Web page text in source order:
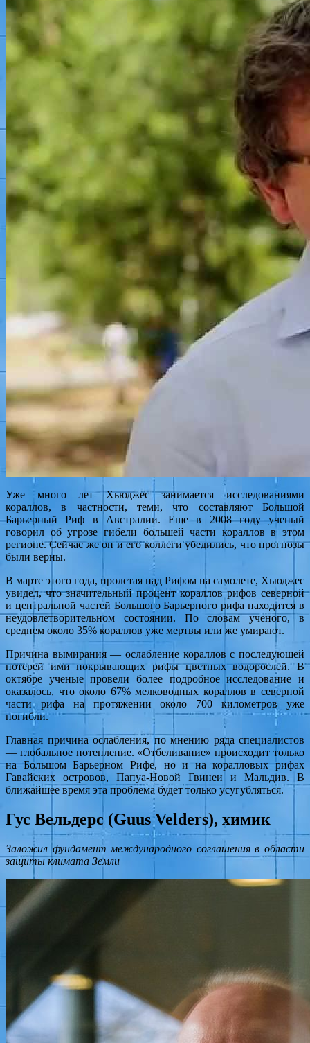
Уже много лет Хьюджес занимается исследованиями
кораллов, в частности, теми, что составляют Большой
Барьерный Риф в Австралии. Еще в 2008 году ученый
говорил об угрозе гибели большей части кораллов в этом
регионе. Сейчас же он и его коллеги убедились, что прогнозы
были верны.
В марте этого года, пролетая над Рифом на самолете, Хьюджес
увидел, что значительный процент кораллов рифов северной
и центральной частей Большого Барьерного рифа находится в
неудовлетворительном состоянии. По словам ученого, в
среднем около 35% кораллов уже мертвы или же умирают.
Причина вымирания — ослабление кораллов с последующей
потерей ими покрывающих рифы цветных водорослей. В
октябре ученые провели более подробное исследование и
оказалось, что около 67% мелководных кораллов в северной
части рифа на протяжении около 700 километров уже
погибли.
Главная причина ослабления, по мнению ряда специалистов
— глобальное потепление. «Отбеливание» происходит только
на Большом Барьерном Рифе, но и на коралловых рифах
Гавайских островов, Папуа-Новой Гвинеи и Мальдив. В
ближайшее время эта проблема будет только усугубляться.
Гус Вельдерс (Guus Velders), химик
Заложил фундамент международного соглашения в области
защиты климата Земли